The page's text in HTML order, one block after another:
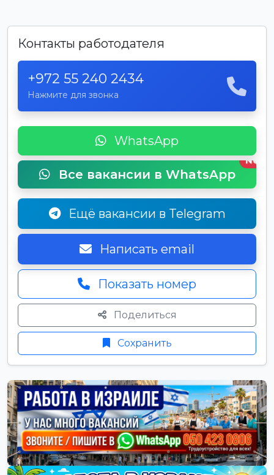
Контакты работодателя
+972 55 240 2434
Нажмите для звонка
WhatsApp
Все вакансии в WhatsApp
New
Ещё вакансии в Telegram
Написать email
Показать номер
Поделиться
Сохранить